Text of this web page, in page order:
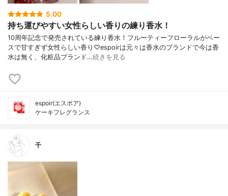
5.00
持ち運びやすい女性らしい香りの練り香水！
10周年記念で発売されている練り香水！フルーティーフローラルがベー
スで甘すぎず女性らしい香り♡espoirは元々は香水のブランドで今は香
水は無く、化粧品ブランド…続きを見る
espoir(エスポア)
ケーキフレグランス
千